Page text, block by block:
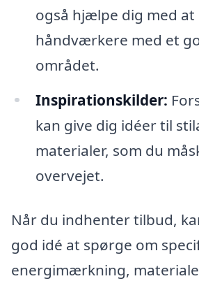
også hjælpe dig med
håndværkere med et
området.
Inspirationskilder:
kan give dig idéer til
materialer, som du
overvejet.
Når du indhenter tilbud,
god idé at spørge om
energimærkning,